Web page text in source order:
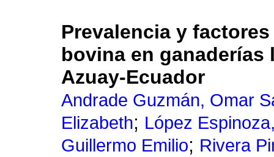
Prevalencia y
bovina en
Azuay-Ecuador
Andrade Guzmán, Omar
Elizabeth; López
Guillermo Emilio; Rivera